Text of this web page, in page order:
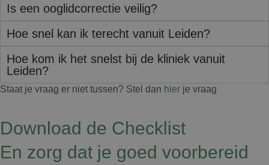
Is een ooglidcorrectie veilig?
Hoe snel kan ik terecht vanuit Leiden?
Hoe kom ik het snelst bij de kliniek vanuit
Leiden?
Staat je vraag er niet tussen? Stel dan hier je vraag
Download de Checklist
En zorg dat je goed voorbereid